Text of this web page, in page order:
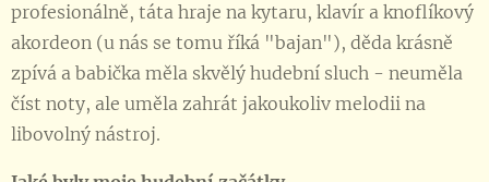
profesionálně, táta hraje na kytaru, klavír a knoflíkový
akordeon (u nás se tomu říká "bajan"), děda krásně
zpívá a babička měla skvělý hudební sluch - neuměla
číst noty, ale uměla zahrát jakoukoliv melodii na
libovolný nástroj.